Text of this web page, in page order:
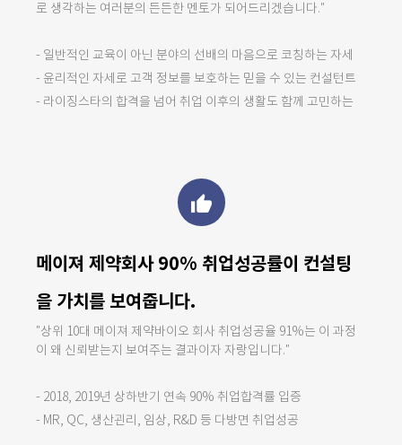
로 생각하는 여러분의 든든한 멘토가 되어드리겠습니다."
- 일반적인 교육이 아닌 분야의 선배의 마음으로 코칭하는 자세
- 윤리적인 자세로 고객 정보를 보호하는 믿을 수 있는 컨설턴트
- 라이징스타의 합격을 넘어 취업 이후의 생활도 함께 고민하는
thumb_up
메이져 제약회사 90% 취업성공률이 컨설팅
을 가치를 보여줍니다.
"상위 10대 메이져 제약바이오 회사 취업성공율 91%는 이 과정
이 왜 신뢰받는지 보여주는 결과이자 자랑입니다."
- 2018, 2019년 상하반기 연속 90% 취업합격률 입증
- MR, QC, 생산괸리, 임상, R&D 등 다방면 취업성공